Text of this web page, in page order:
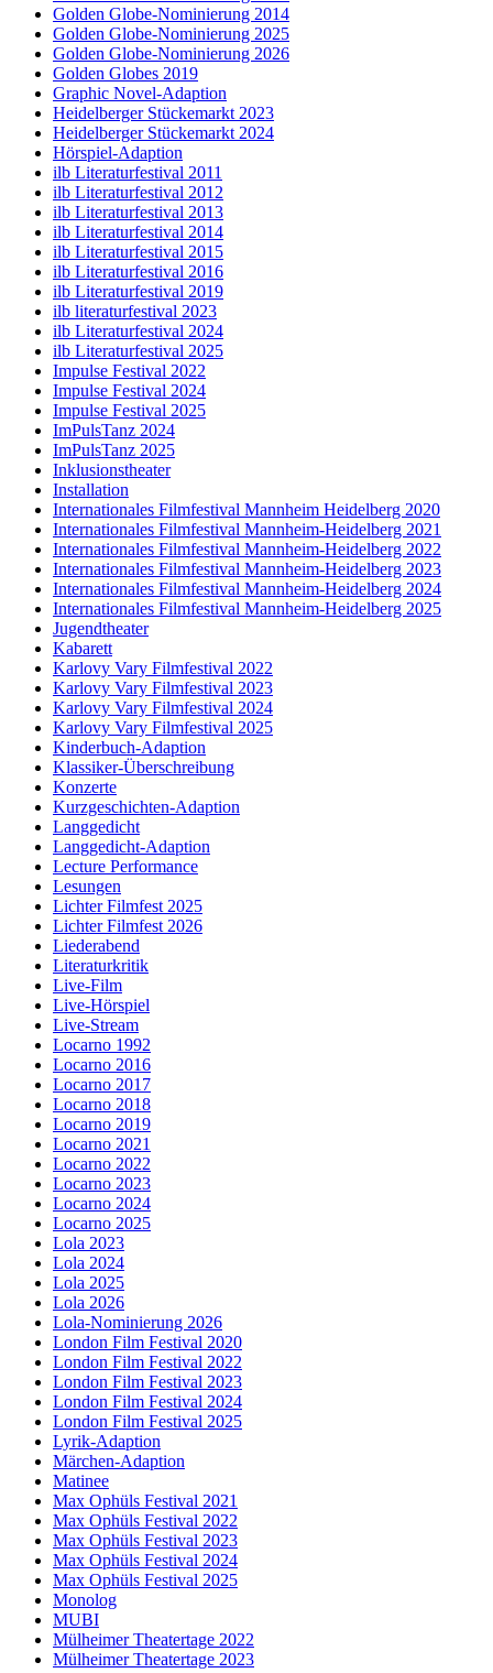
Golden Globe-Nominierung 2014
Golden Globe-Nominierung 2025
Golden Globe-Nominierung 2026
Golden Globes 2019
Graphic Novel-Adaption
Heidelberger Stückemarkt 2023
Heidelberger Stückemarkt 2024
Hörspiel-Adaption
ilb Literaturfestival 2011
ilb Literaturfestival 2012
ilb Literaturfestival 2013
ilb Literaturfestival 2014
ilb Literaturfestival 2015
ilb Literaturfestival 2016
ilb Literaturfestival 2019
ilb literaturfestival 2023
ilb Literaturfestival 2024
ilb Literaturfestival 2025
Impulse Festival 2022
Impulse Festival 2024
Impulse Festival 2025
ImPulsTanz 2024
ImPulsTanz 2025
Inklusionstheater
Installation
Internationales Filmfestival Mannheim Heidelberg 2020
Internationales Filmfestival Mannheim-Heidelberg 2021
Internationales Filmfestival Mannheim-Heidelberg 2022
Internationales Filmfestival Mannheim-Heidelberg 2023
Internationales Filmfestival Mannheim-Heidelberg 2024
Internationales Filmfestival Mannheim-Heidelberg 2025
Jugendtheater
Kabarett
Karlovy Vary Filmfestival 2022
Karlovy Vary Filmfestival 2023
Karlovy Vary Filmfestival 2024
Karlovy Vary Filmfestival 2025
Kinderbuch-Adaption
Klassiker-Überschreibung
Konzerte
Kurzgeschichten-Adaption
Langgedicht
Langgedicht-Adaption
Lecture Performance
Lesungen
Lichter Filmfest 2025
Lichter Filmfest 2026
Liederabend
Literaturkritik
Live-Film
Live-Hörspiel
Live-Stream
Locarno 1992
Locarno 2016
Locarno 2017
Locarno 2018
Locarno 2019
Locarno 2021
Locarno 2022
Locarno 2023
Locarno 2024
Locarno 2025
Lola 2023
Lola 2024
Lola 2025
Lola 2026
Lola-Nominierung 2026
London Film Festival 2020
London Film Festival 2022
London Film Festival 2023
London Film Festival 2024
London Film Festival 2025
Lyrik-Adaption
Märchen-Adaption
Matinee
Max Ophüls Festival 2021
Max Ophüls Festival 2022
Max Ophüls Festival 2023
Max Ophüls Festival 2024
Max Ophüls Festival 2025
Monolog
MUBI
Mülheimer Theatertage 2022
Mülheimer Theatertage 2023